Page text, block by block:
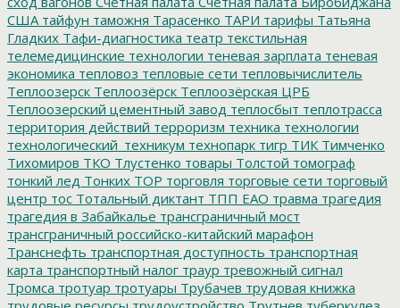
США тайфун таможня Тарасенко ТАРИ тарифы Татьяна
Гладких Тафи-диагностика театр текстильная
телемедицинские технологии теневая зарплата теневая
экономика тепловоз тепловые сети тепловычислитель
Теплоозерск Теплоозёрск Теплоозёрская ЦРБ
Теплоозерский цементный завод теплосбыт теплотрасса
территория действий терроризм техника технологии
технологический_техникум технопарк тигр ТИК Тимченко
Тихомиров ТКО Тлустенко товары Толстой томограф
тонкий лед Тонких ТОР торговля торговые сети торговый
центр тос Тотальный диктант ТПП ЕАО травма трагедия
трагедия в Забайкалье трансграничный мост
трансграничный российско-китайский марафон
Транснефть транспортная доступность транспортная
карта транспортный налог траур тревожный сигнал
Тромса тротуар тротуары Трубачев трудовая книжка